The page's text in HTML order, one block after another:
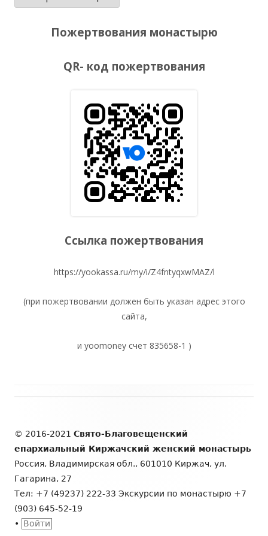
Пожертвования монастырю
QR- код пожертвования
Ссылка пожертвования
https://yookassa.ru/my/i/Z4fntyqxwMAZ/l
(при пожертвовании должен быть указан адрес этого
сайта,
и yoomoney счет 835658-1 )
Содержимое
© 2016-2021 Свято-Благовещенский
епархиальный Киржачский женский монастырь
Россия, Владимирская обл., 601010 Киржач, ул.
Гагарина, 27
Тел: +7 (49237) 222-33 Экскурсии по монастырю +7
(903) 645-52-19
•
Войти